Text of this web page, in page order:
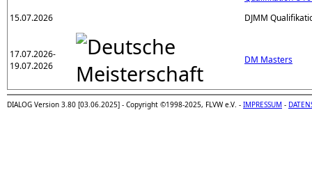
15.07.2026
DJMM
17.07.2026-
19.07.2026
DM Masters
DIALOG Version 3.80 [03.06.2025] - Copyright ©1998-2025, FLVW e.V. - IMPRESSUM -